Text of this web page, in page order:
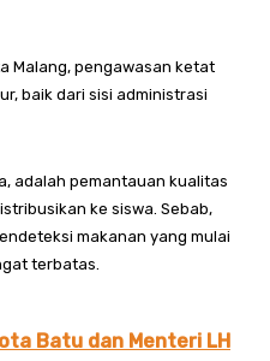
Malang, pengawasan ketat
baik dari sisi administrasi
adalah pemantauan kualitas
ke siswa. Sebab,
makanan yang mulai
terbatas.
Batu dan Menteri LH